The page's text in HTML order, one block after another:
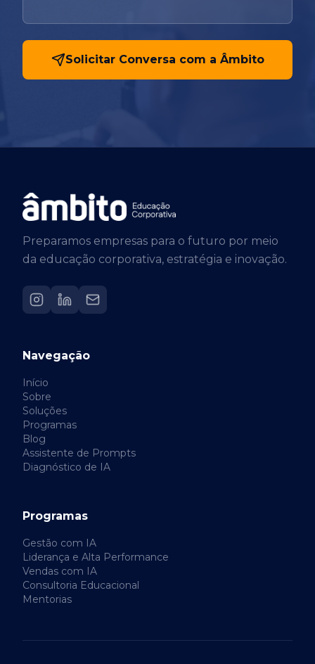
Solicitar Conversa com a Âmbito
Preparamos empresas para o futuro por meio
da educação corporativa, estratégia e inovação.
Navegação
Início
Sobre
Soluções
Programas
Blog
Assistente de Prompts
Diagnóstico de IA
Programas
Gestão com IA
Liderança e Alta Performance
Vendas com IA
Consultoria Educacional
Mentorias